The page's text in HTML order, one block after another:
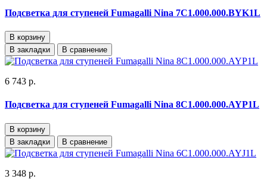
Подсветка для ступеней Fumagalli Nina 7C1.000.000.BYK1L
В корзину
В закладки
В сравнение
6 743 р.
Подсветка для ступеней Fumagalli Nina 8C1.000.000.AYP1L
В корзину
В закладки
В сравнение
3 348 р.